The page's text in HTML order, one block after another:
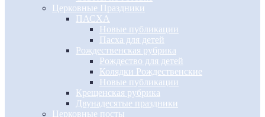
Церковные Праздники
ПАСХА
Новые публикации
Пасха для детей
Рождественская рубрика
Рождество для детей
Колядки Рождественские
Новые публикации
Крещенская рубрика
Двунадесятые праздники
Церковные посты